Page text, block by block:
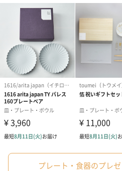
（1,122円）
（1,122
生花
生花のブーケを同梱します。
※9-15時にご注文いただく場合、最
も1日遅くなります。
プレート・食器のプレ